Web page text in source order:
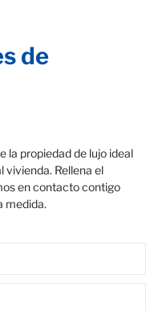
de
la propiedad de lujo ideal
vivienda. Rellena el
en contacto contigo
medida.